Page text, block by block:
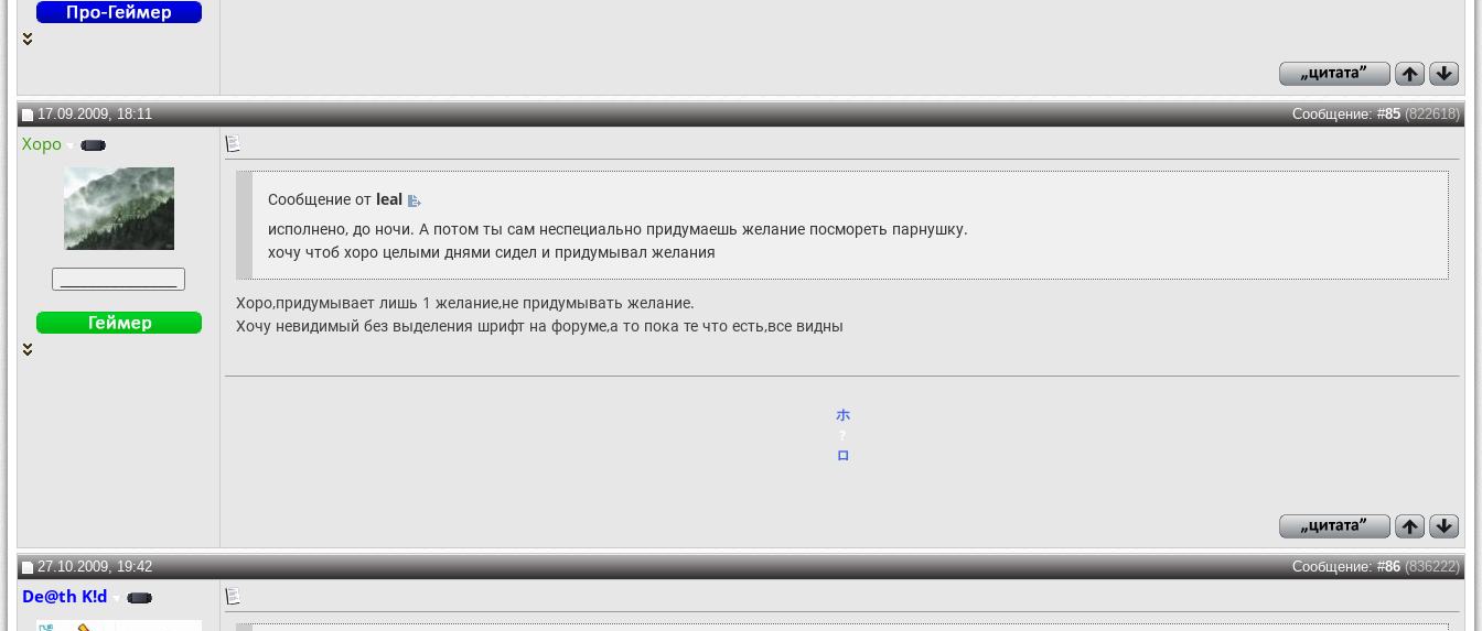
17.09.2009, 18:11 Сообщение: #85(822618)
Xopo
Сообщение от leal
исполнено, до ночи. А потом ты сам неспециально придумаешь желание посмореть парнушку.
хочу чтоб хоро целыми днями сидел и придумывал желания
Хоро,придумывает лишь 1 желание,не придумывать желание.
Хочу невидимый без выделения шрифт на форуме,а то пока те что есть,все видны
ホ
?
ロ
27.10.2009, 19:42 Сообщение: #86(836222)
De@th K!d